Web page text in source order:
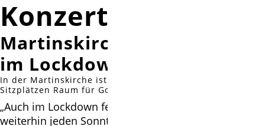
Konzerte nein
Martinskirche Engelbostel
im Lockdown weiter offen
In der Martinskirche ist auf vierzig weit verstreuten
Sitzplätzen Raum für Gottesdienstteilnehmende.
„Auch im Lockdown feiern wir in der Martinskirche
weiterhin jeden Sonntag Präsenzgottesdienste“, sagt